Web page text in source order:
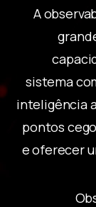
A
sistema
inteligência
pontos
e oferecer